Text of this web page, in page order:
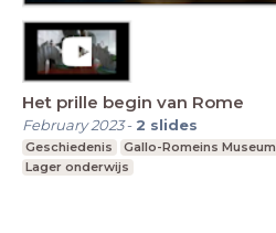
Het prille begin van Rome
February 2023- 2 slides
Geschiedenis Gallo-Romeins Museum
Lager onderwijs